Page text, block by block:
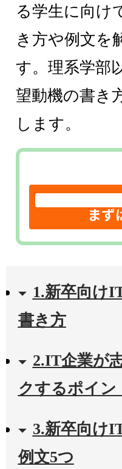
る学生に向け
き方や例文を
す。理系学部
望動機の書き
します。
まず
1.新卒向け
書き方
2.IT企業が
クするポイン
3.新卒向け
例文5つ